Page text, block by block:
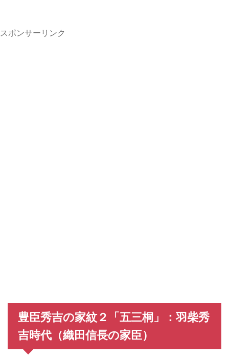
スポンサーリンク
豊臣秀吉の家紋２「五三桐」：羽柴秀
吉時代（織田信長の家臣）